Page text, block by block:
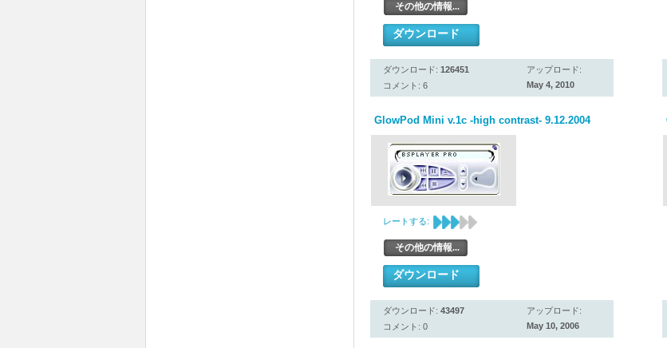
その他の情報...
ダウンロード
ダウンロード: 126451
コメント: 6
アップロード:
May 4, 2010
GlowPod Mini v.1c -high contrast- 9.12.2004
レートする:
その他の情報...
ダウンロード
ダウンロード: 43497
コメント: 0
アップロード:
May 10, 2006